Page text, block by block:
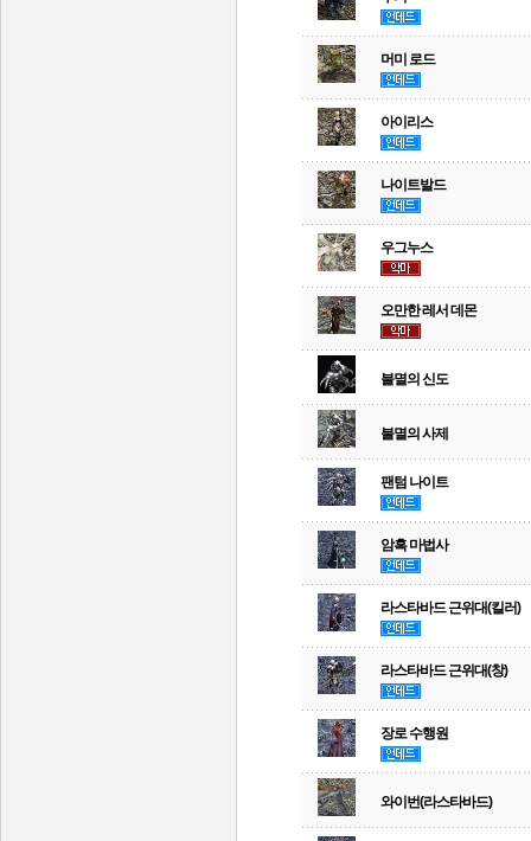
머미 로드
아이리스
나이트발드
우그누스
오만한 레서 데몬
불멸의 신도
불멸의 사제
팬텀 나이트
암흑 마법사
라스타바드 근위대(킬러)
라스타바드 근위대(창)
장로 수행원
와이번(라스타바드)